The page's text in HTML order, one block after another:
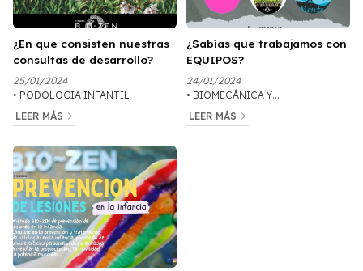
¿En que consisten nuestras
consultas de desarrollo?
25/01/2024
PODOLOGIA INFANTIL
LEER MÁS
¿Sabías que trabajamos con
EQUIPOS?
24/01/2024
BIOMECÁNICA Y
ORTOPODOLOGÍA
LEER MÁS